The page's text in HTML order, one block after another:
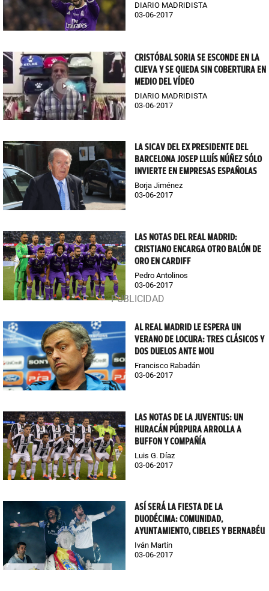
DIARIO MADRIDISTA
03-06-2017
CRISTÓBAL SORIA SE ESCONDE EN LA
CUEVA Y SE QUEDA SIN COBERTURA EN
MEDIO DEL VÍDEO
DIARIO MADRIDISTA
03-06-2017
LA SICAV DEL EX PRESIDENTE DEL
BARCELONA JOSEP LLUÍS NÚÑEZ SÓLO
INVIERTE EN EMPRESAS ESPAÑOLAS
Borja Jiménez
03-06-2017
LAS NOTAS DEL REAL MADRID:
CRISTIANO ENCARGA OTRO BALÓN DE
ORO EN CARDIFF
Pedro Antolinos
03-06-2017
AL REAL MADRID LE ESPERA UN
VERANO DE LOCURA: TRES CLÁSICOS Y
DOS DUELOS ANTE MOU
Francisco Rabadán
03-06-2017
LAS NOTAS DE LA JUVENTUS: UN
HURACÁN PÚRPURA ARROLLA A
BUFFON Y COMPAÑÍA
Luis G. Díaz
03-06-2017
ASÍ SERÁ LA FIESTA DE LA
DUODÉCIMA: COMUNIDAD,
AYUNTAMIENTO, CIBELES Y BERNABÉU
Iván Martín
03-06-2017